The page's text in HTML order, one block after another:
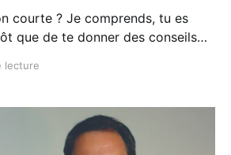
courte ? Je comprends, tu es
qui te rend heureux(se) ? ⚠️
lecture